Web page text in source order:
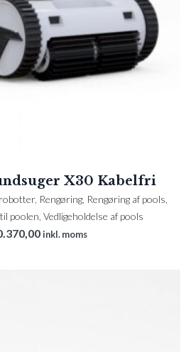
X30 Kabelfri
, Rengøring Rengøring af pools
poolen Vedligeholdelse af pools
inkl. moms